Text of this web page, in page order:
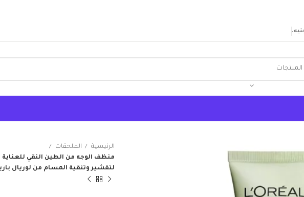
الرئيسية
الملحقات
منظف الوجه من الطين النقي
لتقشير وتنقية المسام من لوريال باريس،